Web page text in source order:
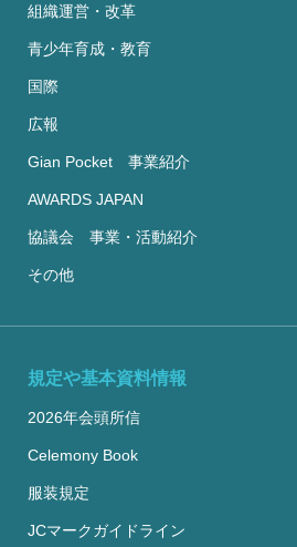
組織運営・改革
青少年育成・教育
国際
広報
Gian Pocket 事業紹介
AWARDS JAPAN
協議会 事業・活動紹介
その他
規定や基本資料情報
2026年会頭所信
Celemony Book
服装規定
JCマークガイドライン